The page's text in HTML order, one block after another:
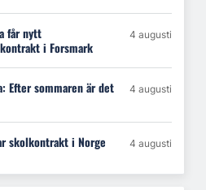
får nytt
i Forsmark
4 augusti
Efter sommaren är det
4 augusti
skolkontrakt i Norge 4 augusti